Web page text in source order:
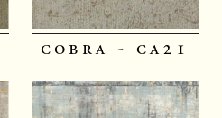
cobra - ca21